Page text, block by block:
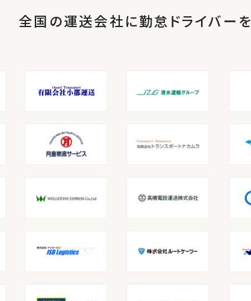
全国の運送会社に勤怠ドライバーを